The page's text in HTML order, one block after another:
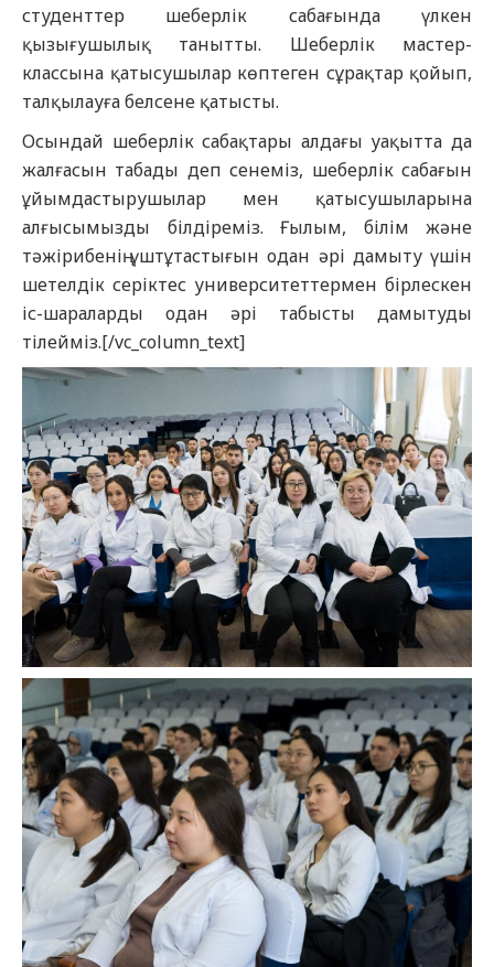
студенттер шеберлік сабағында үлкен
қызығушылық танытты. Шеберлік мастер-
классына қатысушылар көптеген сұрақтар қойып,
талқылауға белсене қатысты.
Осындай шеберлік сабақтары алдағы уақытта да
жалғасын табады деп сенеміз, шеберлік сабағын
ұйымдастырушылар мен қатысушыларына
алғысымызды білдіреміз. Ғылым, білім және
тәжірибенің үштұтастығын одан әрі дамыту үшін
шетелдік серіктес университеттермен бірлескен
іс-шараларды одан әрі табысты дамытуды
тілейміз.[/vc_column_text]